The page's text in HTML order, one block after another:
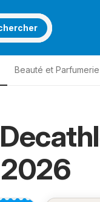
Beauté et Parfumerie